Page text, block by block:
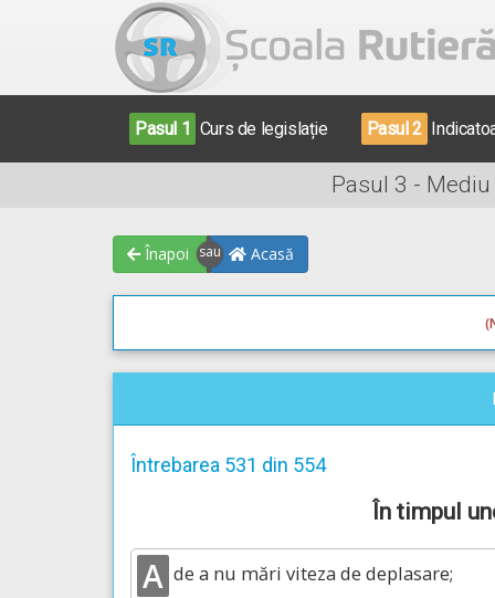
Pasul 1 Curs de legislație Pasul 2
Pasul 3 -
Înapoi Acasă
Întrebarea 531 din 554
În timpul
A de a nu mări viteza de deplasare;